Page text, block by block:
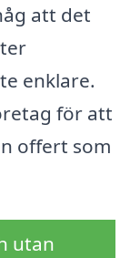
att det
enklare.
för att
offert som
utan